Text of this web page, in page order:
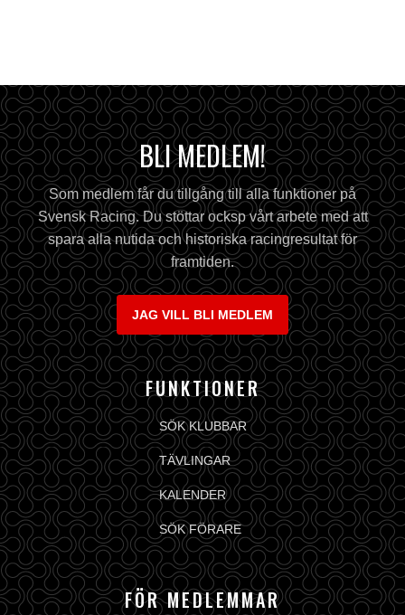
BLI MEDLEM!
Som medlem får du tillgång till alla funktioner på
Svensk Racing. Du stöttar ocksp vårt arbete med att
spara alla nutida och historiska racingresultat för
framtiden.
JAG VILL BLI MEDLEM
FUNKTIONER
SÖK KLUBBAR
TÄVLINGAR
KALENDER
SÖK FÖRARE
FÖR MEDLEMMAR